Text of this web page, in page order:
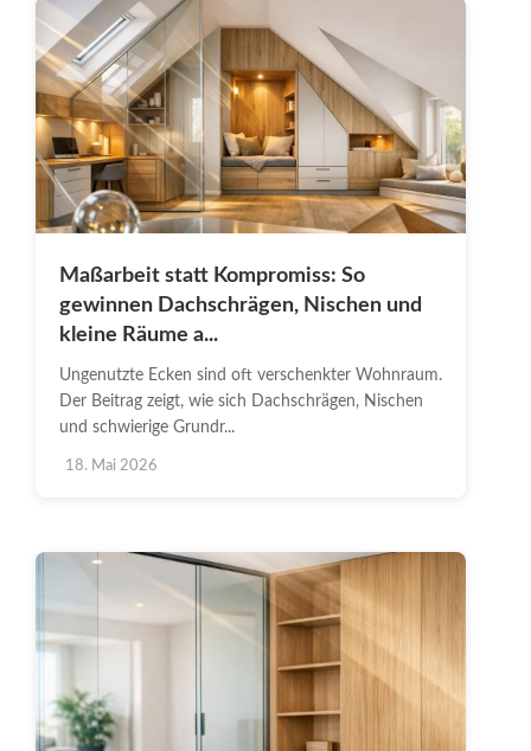
Maßarbeit statt Kompromiss: So
gewinnen Dachschrägen, Nischen und
kleine Räume a...
Ungenutzte Ecken sind oft verschenkter Wohnraum.
Der Beitrag zeigt, wie sich Dachschrägen, Nischen
und schwierige Grundr...
18. Mai 2026